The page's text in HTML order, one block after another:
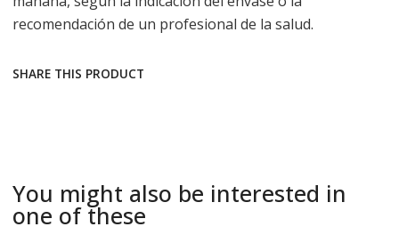
recomendación de un profesional de la salud.
SHARE THIS PRODUCT
You might also be interested in
one of these